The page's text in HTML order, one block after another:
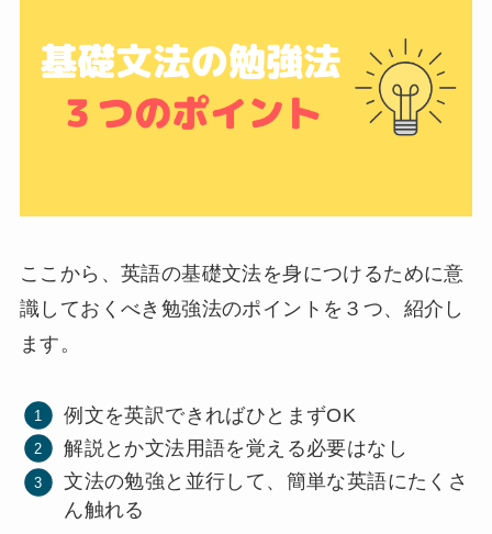
ここから、英語の基礎文法を身につけるために意
識しておくべき勉強法のポイントを３つ、紹介し
ます。
例文を英訳できればひとまずOK
解説とか文法用語を覚える必要はなし
文法の勉強と並行して、簡単な英語にたくさ
ん触れる